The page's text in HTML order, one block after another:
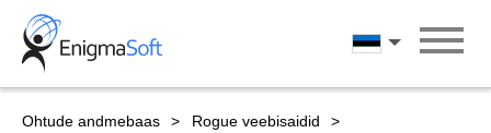
Skip
content
Eesti
Ohtude andmebaas
Rogue veebisaidid